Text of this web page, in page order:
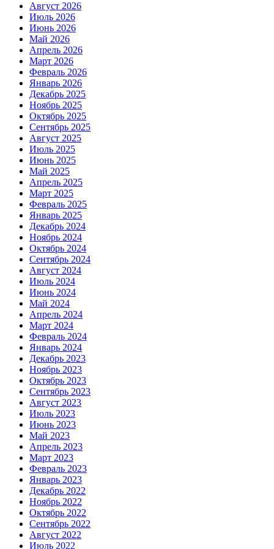
Август 2026
Июль 2026
Июнь 2026
Май 2026
Апрель 2026
Март 2026
Февраль 2026
Январь 2026
Декабрь 2025
Ноябрь 2025
Октябрь 2025
Сентябрь 2025
Август 2025
Июль 2025
Июнь 2025
Май 2025
Апрель 2025
Март 2025
Февраль 2025
Январь 2025
Декабрь 2024
Ноябрь 2024
Октябрь 2024
Сентябрь 2024
Август 2024
Июль 2024
Июнь 2024
Май 2024
Апрель 2024
Март 2024
Февраль 2024
Январь 2024
Декабрь 2023
Ноябрь 2023
Октябрь 2023
Сентябрь 2023
Август 2023
Июль 2023
Июнь 2023
Май 2023
Апрель 2023
Март 2023
Февраль 2023
Январь 2023
Декабрь 2022
Ноябрь 2022
Октябрь 2022
Сентябрь 2022
Август 2022
Июль 2022